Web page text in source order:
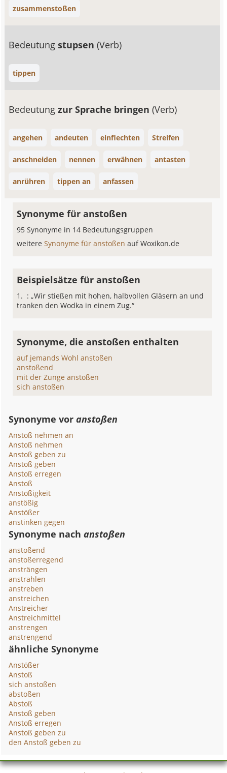
zusammenstoßen
Bedeutungstupsen(Verb)
tippen
Bedeutungzur Sprache bringen(Verb)
angehen andeuten einflechten Streifen
anschneiden nennen erwähnen antasten
anrühren tippen an anfassen
Synonyme für anstoßen
95 Synonyme in 14 Bedeutungsgruppen
weitereSynonyme für anstoßenauf Woxikon.de
Beispielsätze für anstoßen
: „Wir stießen mit hohen, halbvollen Gläsern an und
tranken den Wodka in einem Zug.“
Synonyme, die anstoßen enthalten
auf jemands Wohl anstoßen
anstoßend
mit der Zunge anstoßen
sich anstoßen
Synonyme voranstoßen
Anstoß nehmen an
Anstoß nehmen
Anstoß geben zu
Anstoß geben
Anstoß erregen
Anstoß
Anstößigkeit
anstößig
Anstößer
anstinken gegen
Synonyme nachanstoßen
anstoßend
anstoßerregend
ansträngen
anstrahlen
anstreben
anstreichen
Anstreicher
Anstreichmittel
anstrengen
anstrengend
ähnliche Synonyme
Anstößer
Anstoß
sich anstoßen
abstoßen
Abstoß
Anstoß geben
Anstoß erregen
Anstoß geben zu
den Anstoß geben zu